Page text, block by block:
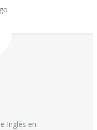
Inglés en